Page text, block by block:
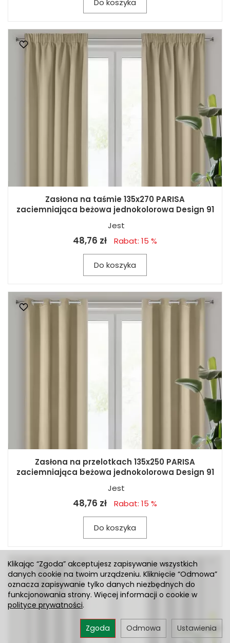
Do koszyka
Zasłona na taśmie 135x270 PARISA
zaciemniająca beżowa jednokolorowa Design 91
Jest
48,76 zł Rabat: 15 %
Do koszyka
Zasłona na przelotkach 135x250 PARISA
zaciemniająca beżowa jednokolorowa Design 91
Jest
48,76 zł Rabat: 15 %
Do koszyka
Klikając “Zgoda” akceptujesz zapisywanie wszystkich
danych cookie na twoim urządzeniu. Kliknięcie “Odmowa”
oznacza zapisywanie tylko danych niezbędnych do
funkcjonowania strony. Więcej informacji o cookie w
polityce prywatności.
Ustawienia
Odmowa
Zgoda